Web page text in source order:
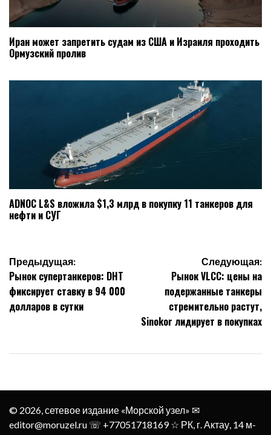
Иран может запретить судам из США и Израиля проходить
Ормузский пролив
ADNOC L&S вложила $1,3 млрд в покупку 11 танкеров для
нефти и СУГ
Навигация
по
записям
Предыдущая:
Рынок супертанкеров: DHT
фиксирует ставку в 94 000
долларов в сутки
Следующая:
Рынок VLCC: цены на
подержанные танкеры
стремительно растут,
Sinokor лидирует в покупках
© 2026, сетевое издание «Морской узел» ✉︎
editor@moruzel.ru ☏ +77051718169 ☆ РК, г. Актау, 14 м-